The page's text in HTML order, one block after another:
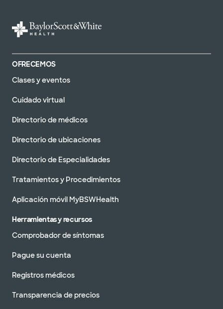
OFRECEMOS
Clases y eventos
Cuidado virtual
Directorio de médicos
Directorio de ubicaciones
Directorio de Especialidades
Tratamientos y Procedimientos
Aplicación móvil MyBSWHealth
Herramientas y recursos
Comprobador de síntomas
Pague su cuenta
Registros médicos
Transparencia de precios